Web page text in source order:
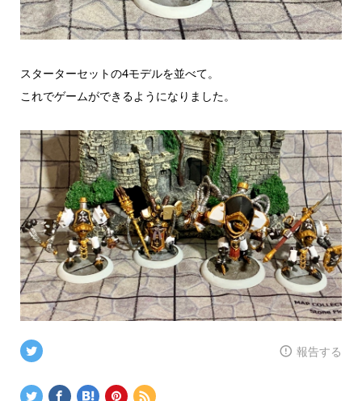
スターターセットの4モデルを並べて。
これでゲームができるようになりました。
報告する